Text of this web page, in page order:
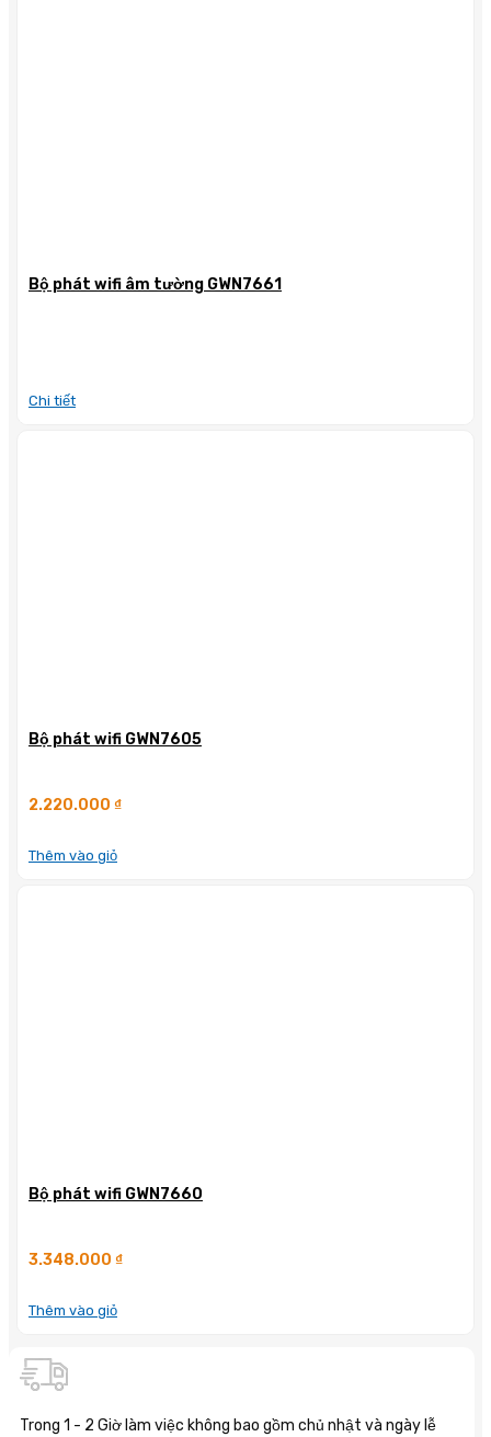
Bộ phát wifi âm tường GWN7661
Chi tiết
Bộ phát wifi GWN7605
2.220.000 ₫
Thêm vào giỏ
Bộ phát wifi GWN7660
3.348.000 ₫
Thêm vào giỏ
Trong 1 - 2 Giờ làm việc không bao gồm chủ nhật và ngày lễ